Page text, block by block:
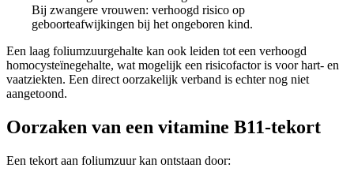
Bij zwangere vrouwen: verhoogd risico op
geboorteafwijkingen bij het ongeboren kind.
Een laag foliumzuurgehalte kan ook leiden tot een verhoogd
homocysteïnegehalte, wat mogelijk een risicofactor is voor hart- en
vaatziekten. Een direct oorzakelijk verband is echter nog niet
aangetoond.
Oorzaken van een vitamine B11-tekort
Een tekort aan foliumzuur kan ontstaan door: